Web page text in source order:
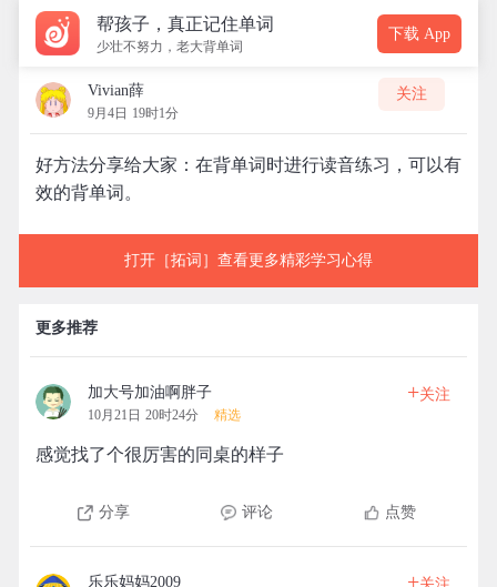
帮孩子，真正记住单词
少壮不努力，老大背单词
下载 App
Vivian薛
9月4日 19时1分
关注
好方法分享给大家：在背单词时进行读音练习，可以有
效的背单词。
打开［拓词］查看更多精彩学习心得
更多推荐
加大号加油啊胖子
10月21日 20时24分 精选
+关注
感觉找了个很厉害的同桌的样子
分享 评论 点赞
乐乐妈妈2009 +